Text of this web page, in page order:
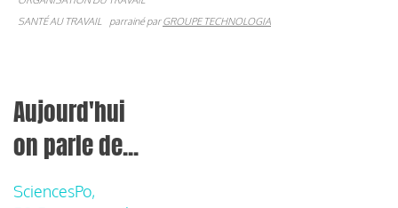
SANTÉ AU TRAVAIL
parrainé parGROUPE TECHNOLOGIA
Aujourd'hui
on parle de...
SciencesPo,